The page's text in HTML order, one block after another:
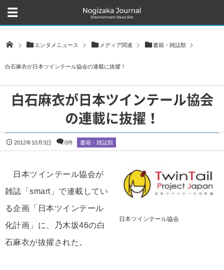
エンタメニュース メディア関連 書籍・雑誌類
白石麻衣が日本ツインテール協会の連載に抜擢！
白石麻衣が日本ツインテール協会
の連載に抜擢！
2012年10月3日 0件 書籍・雑誌類
日本ツインテール協会
日本ツインテール協会が
雑誌「smart」で連載してい
る企画「日本ツインテール
化計画」に、乃木坂46の白
石麻衣が抜擢された。